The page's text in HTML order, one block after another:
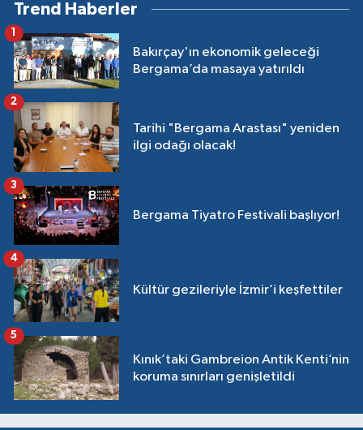
Trend Haberler
Bakırçay'ın ekonomik geleceği
Bergama’da masaya yatırıldı
1
Tarihi "Bergama Arastası" yeniden
ilgi odağı olacak!
2
Bergama Tiyatro Festivali başlıyor!
3
Kültür gezileriyle İzmir’i keşfettiler
4
Kınık’taki Gambreion Antik Kenti’nin
koruma sınırları genişletildi
5